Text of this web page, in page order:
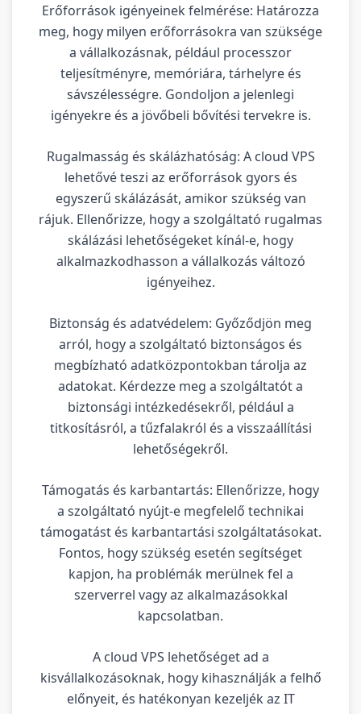
Erőforrások igényeinek felmérése: Határozza
meg, hogy milyen erőforrásokra van szüksége
a vállalkozásnak, például processzor
teljesítményre, memóriára, tárhelyre és
sávszélességre. Gondoljon a jelenlegi
igényekre és a jövőbeli bővítési tervekre is.
Rugalmasság és skálázhatóság: A cloud VPS
lehetővé teszi az erőforrások gyors és
egyszerű skálázását, amikor szükség van
rájuk. Ellenőrizze, hogy a szolgáltató rugalmas
skálázási lehetőségeket kínál-e, hogy
alkalmazkodhasson a vállalkozás változó
igényeihez.
Biztonság és adatvédelem: Győződjön meg
arról, hogy a szolgáltató biztonságos és
megbízható adatközpontokban tárolja az
adatokat. Kérdezze meg a szolgáltatót a
biztonsági intézkedésekről, például a
titkosításról, a tűzfalakról és a visszaállítási
lehetőségekről.
Támogatás és karbantartás: Ellenőrizze, hogy
a szolgáltató nyújt-e megfelelő technikai
támogatást és karbantartási szolgáltatásokat.
Fontos, hogy szükség esetén segítséget
kapjon, ha problémák merülnek fel a
szerverrel vagy az alkalmazásokkal
kapcsolatban.
A cloud VPS lehetőséget ad a
kisvállalkozásoknak, hogy kihasználják a felhő
előnyeit, és hatékonyan kezeljék az IT